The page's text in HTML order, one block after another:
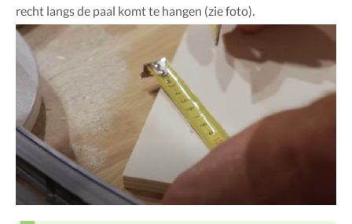
recht langs de paal komt te hangen (zie foto).